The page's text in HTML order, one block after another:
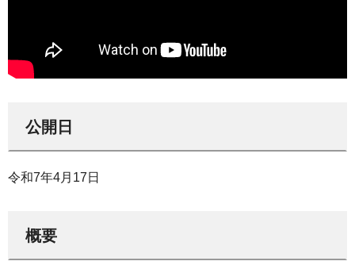
公開日
令和7年4月17日
概要